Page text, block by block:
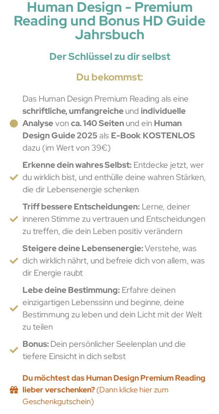
Human Design - Premium
Reading und Bonus HD Guide
Jahrsbuch
Der Schlüssel zu dir selbst
Du bekommst:
Das Human Design Premium Reading als eine
schriftliche, umfangreicheund individuelle
Analysevonca. 140 Seitenund ein Human
Design Guide 2025als E-Book KOSTENLOS
dazu (im Wert von 39€)
Erkenne dein wahres Selbst: Entdecke jetzt, wer
du wirklich bist, und enthülle deine wahren Stärken,
die dir Lebensenergie schenken
Triff bessere Entscheidungen: Lerne, deiner
inneren Stimme zu vertrauen und Entscheidungen
zu treffen, die dein Leben positiv verändern
Steigere deine Lebensenergie:Verstehe, was
dich wirklich nährt, und befreie dich von allem, was
dir Energie raubt
Lebe deine Bestimmung: Erfahre deinen
einzigartigen Lebenssinn und beginne, deine
Bestimmung zu leben und dein Licht mit der Welt
zu teilen
Bonus:Dein persönlicher Seelenplan und die
tiefere Einsicht in dich selbst
Du möchtest das Human Design Premium Reading
lieber verschenken?(Dann klicke hier zum
Geschenkgutschein)